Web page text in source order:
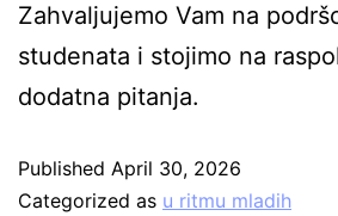
Zahvaljujemo Vam na
studenata i stojimo na
dodatna pitanja.
Published April 30, 2026
Categorized as u ritmu mladih